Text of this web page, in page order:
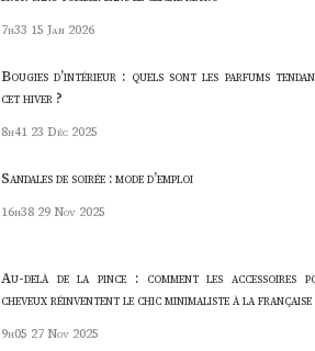
7h33 15 Jan 2026
Bougies d’intérieur : quels sont les parfums
cet hiver ?
8h41 23 Déc 2025
Sandales de soirée : mode d’emploi
16h38 29 Nov 2025
Au-delà de la pince : comment les accessoires
cheveux réinventent le chic minimaliste à la française
9h05 27 Nov 2025